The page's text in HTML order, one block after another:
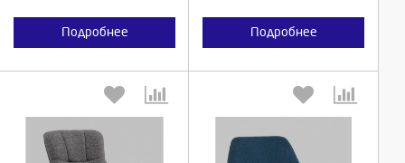
Подробнее Подробнее